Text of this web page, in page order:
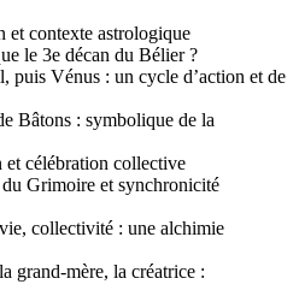
contexte astrologique
le 3e décan du Bélier ?
Vénus : un cycle d’action et de
Bâtons : symbolique de la
célébration collective
Grimoire et synchronicité
collectivité : une alchimie
grand-mère, la créatrice :